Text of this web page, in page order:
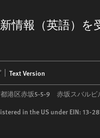
情報（英語）を
Text Version
都港区赤坂5-5-9 赤坂スバル
in the US under EIN: 13-